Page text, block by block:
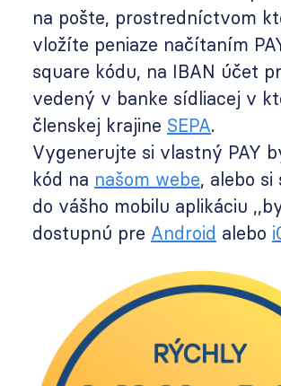
na pošte, prostredníctvom
vložíte peniaze načítaním
square kódu, na IBAN účet
vedený v banke sídliacej v
členskej krajine SEPA.
Vygenerujte si vlastný PAY
kód na našom webe, alebo si
do vášho mobilu aplikáciu
dostupnú pre Android alebo